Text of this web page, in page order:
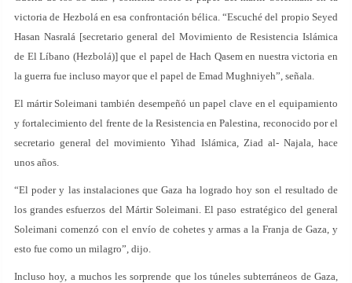
victoria de Hezbolá en esa confrontación bélica. “Escuché del propio Seyed
Hasan Nasralá [secretario general del Movimiento de Resistencia Islámica
de El Líbano (Hezbolá)] que el papel de Hach Qasem en nuestra victoria en
la guerra fue incluso mayor que el papel de Emad Mughniyeh”, señala.
El mártir Soleimani también desempeñó un papel clave en el equipamiento
y fortalecimiento del frente de la Resistencia en Palestina, reconocido por el
secretario general del movimiento Yihad Islámica, Ziad al- Najala, hace
unos años.
“El poder y las instalaciones que Gaza ha logrado hoy son el resultado de
los grandes esfuerzos del Mártir Soleimani. El paso estratégico del general
Soleimani comenzó con el envío de cohetes y armas a la Franja de Gaza, y
esto fue como un milagro”, dijo.
Incluso hoy, a muchos les sorprende que los túneles subterráneos de Gaza,